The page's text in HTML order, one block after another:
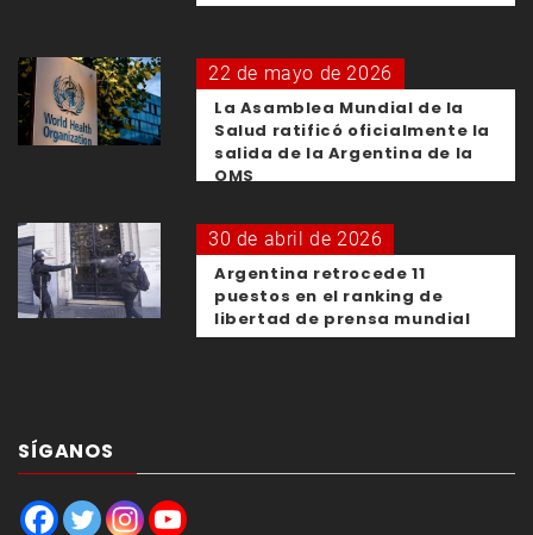
22 de mayo de 2026
La Asamblea Mundial de la
Salud ratificó oficialmente la
salida de la Argentina de la
OMS
30 de abril de 2026
Argentina retrocede 11
puestos en el ranking de
libertad de prensa mundial
SÍGANOS